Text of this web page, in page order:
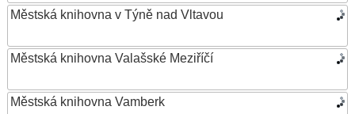
Městská knihovna v Týně nad Vltavou
Městská knihovna Valašské Meziříčí
Městská knihovna Vamberk